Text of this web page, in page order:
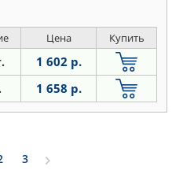
Цена Купить
1 602 р.
1 658 р.
3